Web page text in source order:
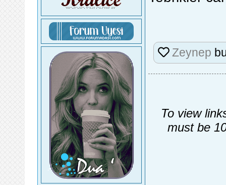
Zeynep
To view
must be